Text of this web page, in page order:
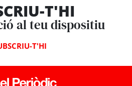
T'HI
al teu dispositiu
T'HI